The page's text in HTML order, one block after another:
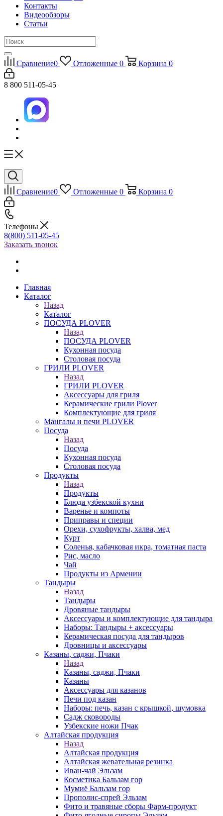
Контакты
Видеообзоры
Статьи
Сравнение0 Отложенные 0 Корзина 0
8 800 511-05-45
Сравнение0 Отложенные 0 Корзина 0
Телефоны
8(800) 511-05-45
Заказать звонок
Главная
Каталог
Назад
Каталог
ПОСУДА PLOVER
Назад
ПОСУДА PLOVER
Кухонная посуда
Столовая посуда
ГРИЛИ PLOVER
Назад
ГРИЛИ PLOVER
Аксессуары для гриля
Керамические грили Plover
Комплектующие для гриля
Мангалы и печи PLOVER
Посуда
Назад
Посуда
Кухонная посуда
Столовая посуда
Продукты
Назад
Продукты
Блюда узбекской кухни
Варенье и компоты
Приправы и специи
Орехи, сухофрукты, халва, мед
Курт
Соленья, кабачковая икра, томатная паста
Рис, масло
Чай
Продукты из Армении
Тандыры
Назад
Тандыры
Дровяные тандыры
Аксессуары и комплектующие для тандыра
Наборы: Тандыры + аксессуары
Керамическая посуда для тандыров
Дровницы и аксессуары
Казаны, саджи, Пчаки
Назад
Казаны, саджи, Пчаки
Казаны
Аксессуары для казанов
Печи под казан
Наборы: печь, казан с крышкой, шумовка
Садж сковороды
Узбекские ножи Пчак
Алтайская продукция
Назад
Алтайская продукция
Алтайская жевательная резинка
Иван-чай Эльзам
Косметика Бальзам гор
Мумиё Бальзам гор
Прополис-спрей Эльзам
Фито и травяные сборы Фарм-продукт